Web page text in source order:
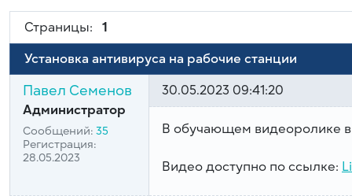
Страницы: 1
Установка антивируса на рабочие станции
Павел Семенов
Администратор
Сообщений: 35
Регистрация:
28.05.2023
30.05.2023 09:41:20
В обучающем видеоролике
Видео доступно по ссылке: